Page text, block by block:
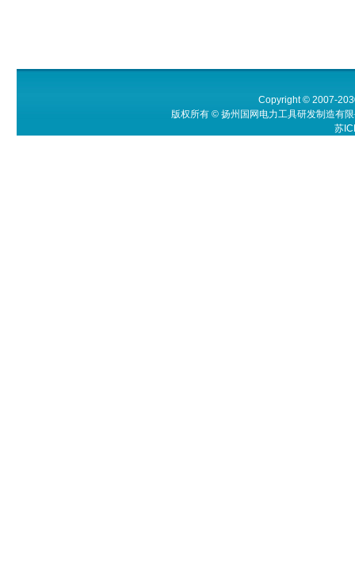
Copyright © 2007-
版权所有 © 扬州国网电力工具研发制造有
苏